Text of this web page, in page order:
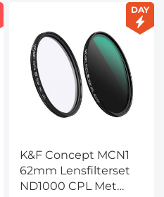
DAY
K&F Concept MCN1
62mm Lensfilterset
ND1000 CPL Met